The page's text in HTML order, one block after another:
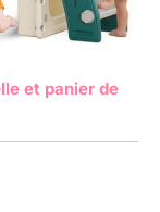
et panier de